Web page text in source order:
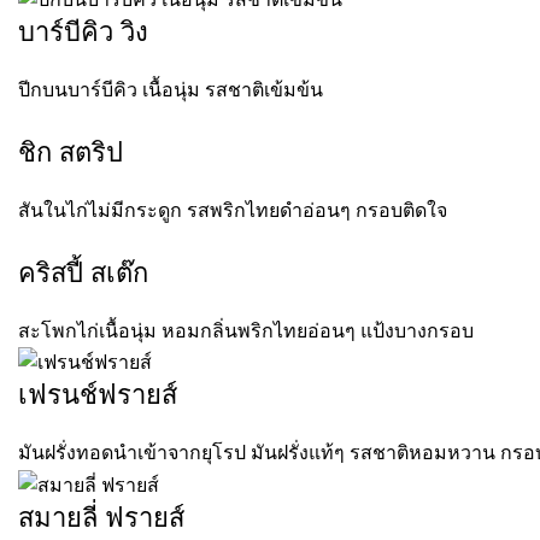
บาร์บีคิว วิง
ปีกบนบาร์บีคิว เนื้อนุ่ม รสชาติเข้มข้น
ชิก สตริป
สันในไก่ไม่มีกระดูก รสพริกไทยดำอ่อนๆ กรอบติดใจ
คริสปี้ สเต๊ก
สะโพกไก่เนื้อนุ่ม หอมกลิ่นพริกไทยอ่อนๆ แป้งบางกรอบ
เฟรนช์ฟรายส์
มันฝรั่งทอดนำเข้าจากยุโรป มันฝรั่งแท้ๆ รสชาติหอมหวาน กร
สมายลี่ ฟรายส์